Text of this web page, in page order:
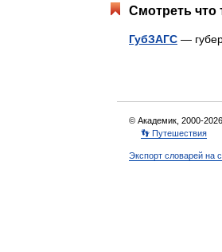
Смотреть что
ГубЗАГС —
© Академик, 2000-2026
👣 Путешествия
Экспорт словарей на